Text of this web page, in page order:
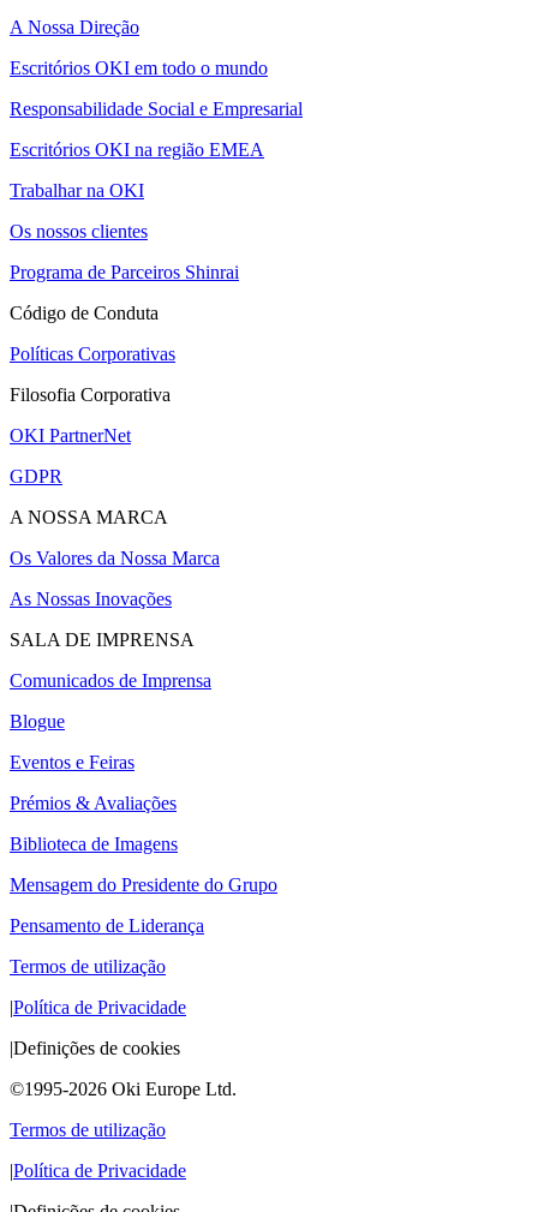
A Nossa Direção
Escritórios OKI em todo o mundo
Responsabilidade Social e Empresarial
Escritórios OKI na região EMEA
Trabalhar na OKI
Os nossos clientes
Programa de Parceiros Shinrai
Código de Conduta
Políticas Corporativas
Filosofia Corporativa
OKI PartnerNet
GDPR
A NOSSA MARCA
Os Valores da Nossa Marca
As Nossas Inovações
SALA DE IMPRENSA
Comunicados de Imprensa
Blogue
Eventos e Feiras
Prémios & Avaliações
Biblioteca de Imagens
Mensagem do Presidente do Grupo
Pensamento de Liderança
Termos de utilização
|Política de Privacidade
|Definições de cookies
©1995-2026 Oki Europe Ltd.
Termos de utilização
|Política de Privacidade